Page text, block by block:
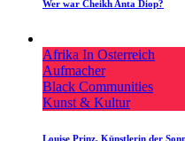
Wer war Cheikh Anta Diop?
Afrika In Osterreich
Aufmacher
Black Communities
Kunst & Kultur
Louise Prinz, Künstlerin der